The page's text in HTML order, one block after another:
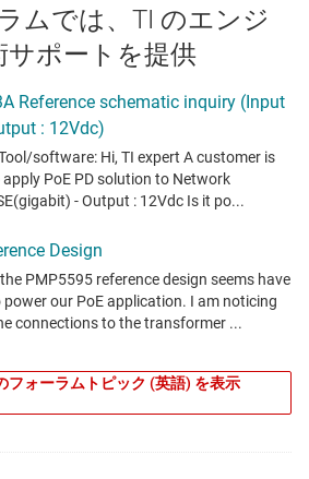
ムでは、TI のエンジ
ポートを提供
フォーラムトピック (英語) を表示